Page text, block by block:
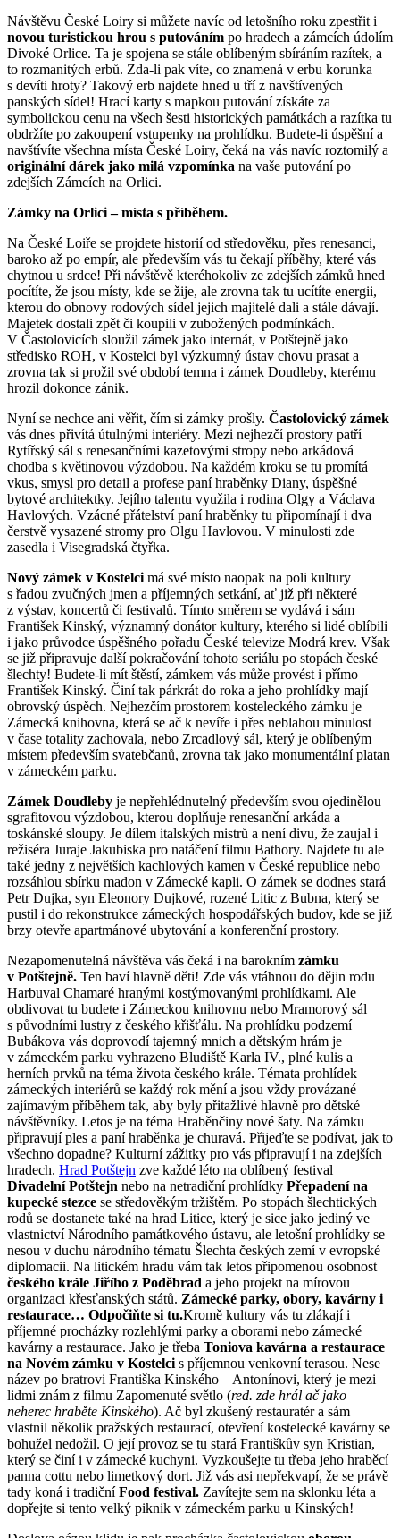
Návštěvu České Loiry si můžete navíc od letošního roku zpestřit i
novou turistickou hrou s putováním po hradech a zámcích údolím
Divoké Orlice. Ta je spojena se stále oblíbeným sbíráním razítek, a
to rozmanitých erbů. Zda-li pak víte, co znamená v erbu korunka
s devíti hroty? Takový erb najdete hned u tří z navštívených
panských sídel! Hrací karty s mapkou putování získáte za
symbolickou cenu na všech šesti historických památkách a razítka tu
obdržíte po zakoupení vstupenky na prohlídku. Budete-li úspěšní a
navštívíte všechna místa České Loiry, čeká na vás navíc roztomilý a
originální dárek jako milá vzpomínka na vaše putování po
zdejších Zámcích na Orlici.
Zámky na Orlici – místa s příběhem.
Na České Loiře se projdete historií od středověku, přes renesanci,
baroko až po empír, ale především vás tu čekají příběhy, které vás
chytnou u srdce! Při návštěvě kteréhokoliv ze zdejších zámků hned
pocítíte, že jsou místy, kde se žije, ale zrovna tak tu ucítíte energii,
kterou do obnovy rodových sídel jejich majitelé dali a stále dávají.
Majetek dostali zpět či koupili v zubožených podmínkách.
V Častolovicích sloužil zámek jako internát, v Potštejně jako
středisko ROH, v Kostelci byl výzkumný ústav chovu prasat a
zrovna tak si prožil své období temna i zámek Doudleby, kterému
hrozil dokonce zánik.
Nyní se nechce ani věřit, čím si zámky prošly. Častolovický zámek
vás dnes přivítá útulnými interiéry. Mezi nejhezčí prostory patří
Rytířský sál s renesančními kazetovými stropy nebo arkádová
chodba s květinovou výzdobou. Na každém kroku se tu promítá
vkus, smysl pro detail a profese paní hraběnky Diany, úspěšné
bytové architektky. Jejího talentu využila i rodina Olgy a Václava
Havlových. Vzácné přátelství paní hraběnky tu připomínají i dva
čerstvě vysazené stromy pro Olgu Havlovou. V minulosti zde
zasedla i Visegradská čtyřka.
Nový zámek v Kostelci má své místo naopak na poli kultury
s řadou zvučných jmen a příjemných setkání, ať již při některé
z výstav, koncertů či festivalů. Tímto směrem se vydává i sám
František Kinský, významný donátor kultury, kterého si lidé oblíbili
i jako průvodce úspěšného pořadu České televize Modrá krev. Však
se již připravuje další pokračování tohoto seriálu po stopách české
šlechty! Budete-li mít štěstí, zámkem vás může provést i přímo
František Kinský. Činí tak párkrát do roka a jeho prohlídky mají
obrovský úspěch. Nejhezčím prostorem kosteleckého zámku je
Zámecká knihovna, která se ač k nevíře i přes neblahou minulost
v čase totality zachovala, nebo Zrcadlový sál, který je oblíbeným
místem především svatebčanů, zrovna tak jako monumentální platan
v zámeckém parku.
Zámek Doudleby je nepřehlédnutelný především svou ojedinělou
sgrafitovou výzdobou, kterou doplňuje renesanční arkáda a
toskánské sloupy. Je dílem italských mistrů a není divu, že zaujal i
režiséra Juraje Jakubiska pro natáčení filmu Bathory. Najdete tu ale
také jedny z největších kachlových kamen v České republice nebo
rozsáhlou sbírku madon v Zámecké kapli. O zámek se dodnes stará
Petr Dujka, syn Eleonory Dujkové, rozené Litic z Bubna, který se
pustil i do rekonstrukce zámeckých hospodářských budov, kde se již
brzy otevře apartmánové ubytování a konferenční prostory.
Nezapomenutelná návštěva vás čeká i na barokním zámku
v Potštejně. Ten baví hlavně děti! Zde vás vtáhnou do dějin rodu
Harbuval Chamaré hranými kostýmovanými prohlídkami. Ale
obdivovat tu budete i Zámeckou knihovnu nebo Mramorový sál
s původními lustry z českého křišťálu. Na prohlídku podzemí
Bubákova vás doprovodí tajemný mnich a dětským hrám je
v zámeckém parku vyhrazeno Bludiště Karla IV., plné kulis a
herních prvků na téma života českého krále. Témata prohlídek
zámeckých interiérů se každý rok mění a jsou vždy provázané
zajímavým příběhem tak, aby byly přitažlivé hlavně pro dětské
návštěvníky. Letos je na téma Hraběnčiny nové šaty. Na zámku
připravují ples a paní hraběnka je churavá. Přijeďte se podívat, jak to
všechno dopadne? Kulturní zážitky pro vás připravují i na zdejších
hradech. Hrad Potštejn zve každé léto na oblíbený festival
Divadelní Potštejn nebo na netradiční prohlídky Přepadení na
kupecké stezce se středověkým tržištěm. Po stopách šlechtických
rodů se dostanete také na hrad Litice, který je sice jako jediný ve
vlastnictví Národního památkového ústavu, ale letošní prohlídky se
nesou v duchu národního tématu Šlechta českých zemí v evropské
diplomacii. Na litickém hradu vám tak letos připomenou osobnost
českého krále Jiřího z Poděbrad a jeho projekt na mírovou
organizaci křesťanských států. Zámecké parky, obory, kavárny i
restaurace… Odpočiňte si tu.Kromě kultury vás tu zlákají i
příjemné procházky rozlehlými parky a oborami nebo zámecké
kavárny a restaurace. Jako je třeba Toniova kavárna a restaurace
na Novém zámku v Kostelci s příjemnou venkovní terasou. Nese
název po bratrovi Františka Kinského – Antonínovi, který je mezi
lidmi znám z filmu Zapomenuté světlo (red. zde hrál ač jako
neherec hraběte Kinského). Ač byl zkušený restauratér a sám
vlastnil několik pražských restaurací, otevření kostelecké kavárny se
bohužel nedožil. O její provoz se tu stará Františkův syn Kristian,
který se činí i v zámecké kuchyni. Vyzkoušejte tu třeba jeho hraběcí
panna cottu nebo limetkový dort. Již vás asi nepřekvapí, že se právě
tady koná i tradičníFood festival. Zavítejte sem na sklonku léta a
dopřejte si tento velký piknik v zámeckém parku u Kinských!